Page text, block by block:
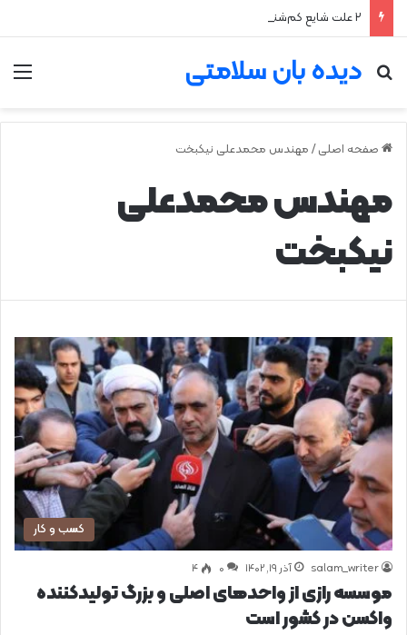
۲ علت شایع‌ کم‌شنوایی
دیده بان سلامتی
جستجو برای
صفحه اصلی / مهندس محمدعلی نیکبخت
مهندس محمدعلی
نیکبخت
کسب و کار
salam_writer آذر ۱۹, ۱۴۰۲ 0 ۴
موسسه رازی از واحدهای اصلی و بزرگ تولیدکننده
واکسن در کشور است